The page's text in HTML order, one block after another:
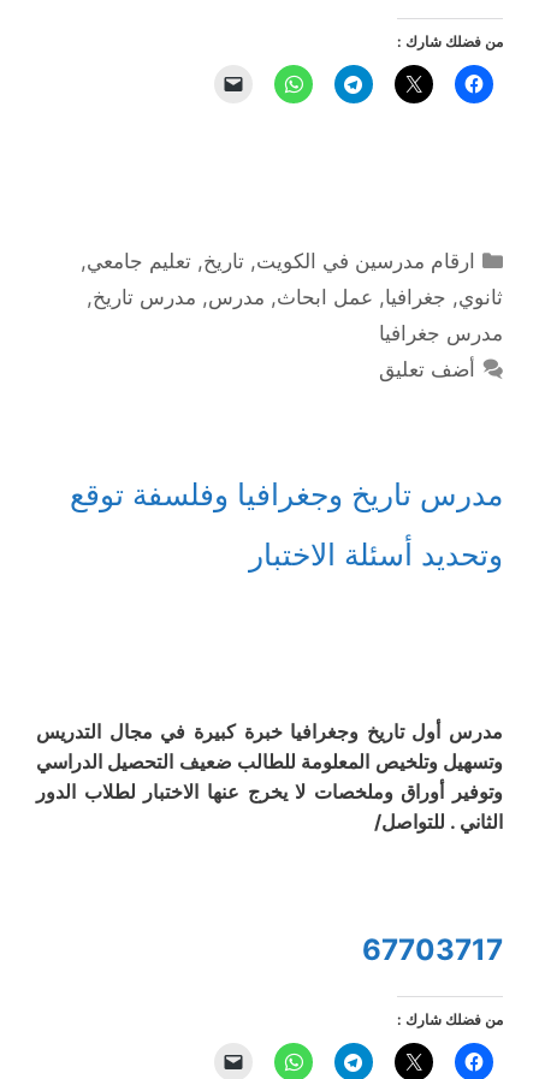
من فضلك شارك :
التصنيفات
ارقام مدرسين في الكويت,تاريخ,تعليم جامعي,
ثانوي, جغرافيا, عمل ابحاث, مدرس, مدرس تاريخ,
مدرس جغرافيا
أضف تعليق
مدرس تاريخ وجغرافيا وفلسفة توقع
وتحديد أسئلة الاختبار
مدرس أول تاريخ وجغرافيا خبرة كبيرة في مجال التدريس
وتسهيل وتلخيص المعلومة للطالب ضعيف التحصيل الدراسي
وتوفير أوراق وملخصات لا يخرج عنها الاختبار لطلاب الدور
الثاني . للتواصل/
67703717
من فضلك شارك :